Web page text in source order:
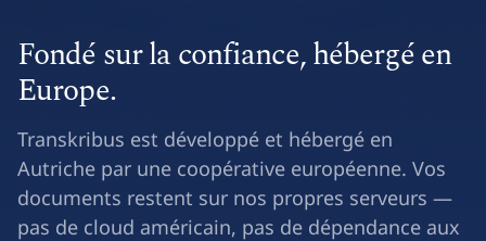
Fondé sur la confiance, hébergé en
Europe.
Transkribus est développé et hébergé en
Autriche par une coopérative européenne. Vos
documents restent sur nos propres serveurs —
pas de cloud américain, pas de dépendance aux